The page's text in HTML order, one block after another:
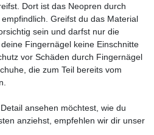
Dort ist das Neopren durch
Greifst du das Material
sein und darfst nur die
Fingernägel keine Einschnitte
vor Schäden durch Fingernägel
die zum Teil bereits vom
ansehen möchtest, wie du
anziehst, empfehlen wir dir unser